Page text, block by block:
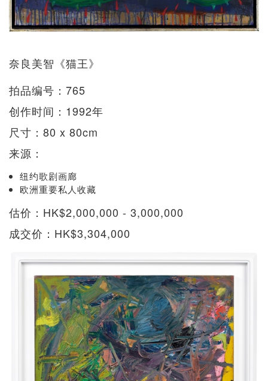
奈良美智《猫王》
拍品编号：765
创作时间：1992年
尺寸：80 x 80cm
来源：
纽约歌剧画廊
欧洲重要私人收藏
估价：HK$2,000,000 - 3,000,000
成交价：HK$3,304,000